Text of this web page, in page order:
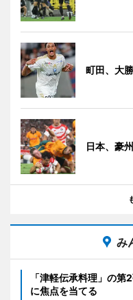
町田、大
日本、豪
み
「津軽伝承料理」の
に焦点を当てる